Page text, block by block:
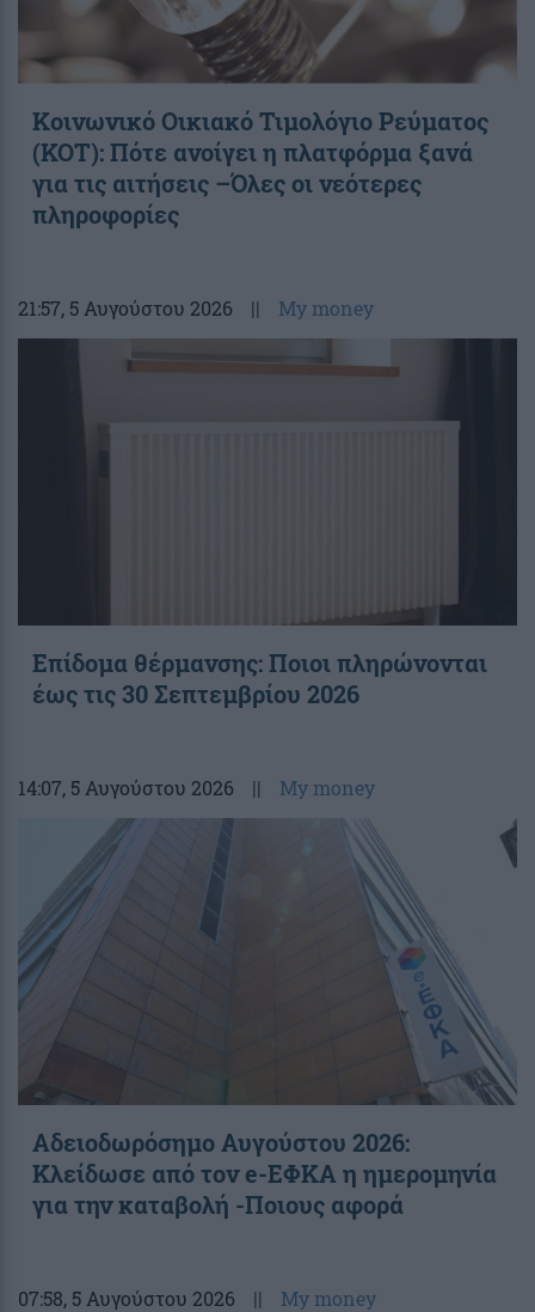
Κοινωνικό Οικιακό Τιμολόγιο Ρεύματος
(ΚΟΤ): Πότε ανοίγει η πλατφόρμα ξανά
για τις αιτήσεις –Όλες οι νεότερες
πληροφορίες
21:57, 5 Αυγούστου 2026 || My money
Επίδομα θέρμανσης: Ποιοι πληρώνονται
έως τις 30 Σεπτεμβρίου 2026
14:07, 5 Αυγούστου 2026 || My money
Αδειοδωρόσημο Αυγούστου 2026:
Κλείδωσε από τον e-ΕΦΚΑ η ημερομηνία
για την καταβολή -Ποιους αφορά
07:58, 5 Αυγούστου 2026 || My money